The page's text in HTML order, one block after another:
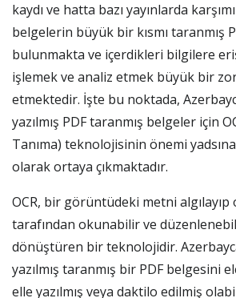
kaydı ve hatta bazı yayınlarda
belgelerin büyük bir kısmı taranmış
bulunmakta ve içerdikleri bilgilere
işlemek ve analiz etmek büyük bir
etmektedir. İşte bu noktada,
yazılmış PDF taranmış belgeler için
Tanıma) teknolojisinin önemi
olarak ortaya çıkmaktadır.
OCR, bir görüntüdeki metni
tarafından okunabilir ve
dönüştüren bir teknolojidir.
yazılmış taranmış bir PDF belgesini
elle yazılmış veya daktilo edilmiş